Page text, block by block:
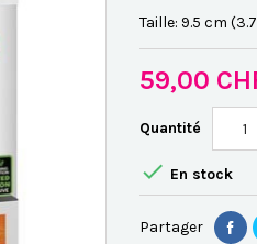
Taille: 9.5 cm
59,00
Quantité
 En stock
Partager